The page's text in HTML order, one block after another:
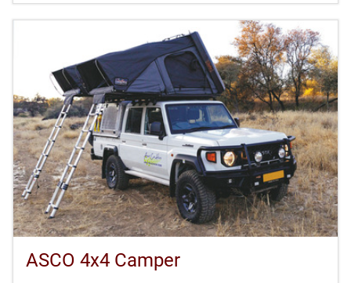
ASCO 4x4 Camper